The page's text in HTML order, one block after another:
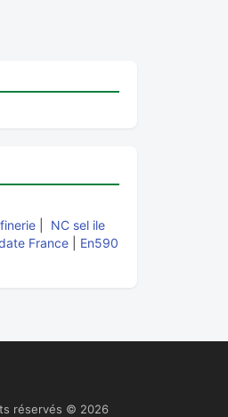
NC sel ile
France
En590
réservés © 2026